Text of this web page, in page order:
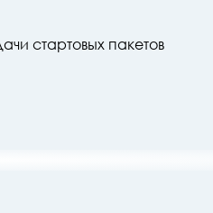
стартовых пакетов